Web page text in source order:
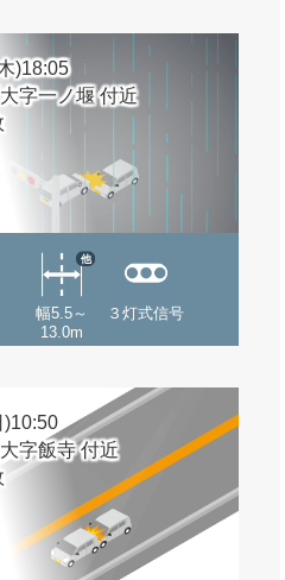
)18:05
字一ノ堰 付近
幅5.5～
13.0m
他
３灯式信号
)10:50
字飯寺 付近